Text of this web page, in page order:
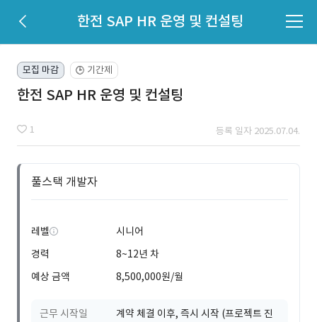
한전 SAP HR 운영 및 컨설팅
모집 마감 🕒 기간제
한전 SAP HR 운영 및 컨설팅
1 등록 일자 2025.07.04.
풀스택 개발자
레벨
시니어
경력
8~12년 차
예상 금액
8,500,000원/월
근무 시작일
계약 체결 이후, 즉시 시작 (프로젝트 진